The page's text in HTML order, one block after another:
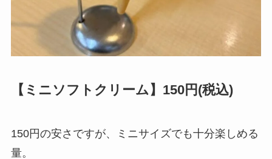
【ミニソフトクリーム】150円(税込)
150円の安さですが、ミニサイズでも十分楽しめる
量。